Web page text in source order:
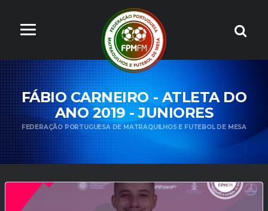
FÁBIO CARNEIRO - ATLETA DO
ANO 2019 - JUNIORES
FEDERAÇÃO PORTUGUESA DE MATRAQUILHOS E FUTEBOL DE MESA